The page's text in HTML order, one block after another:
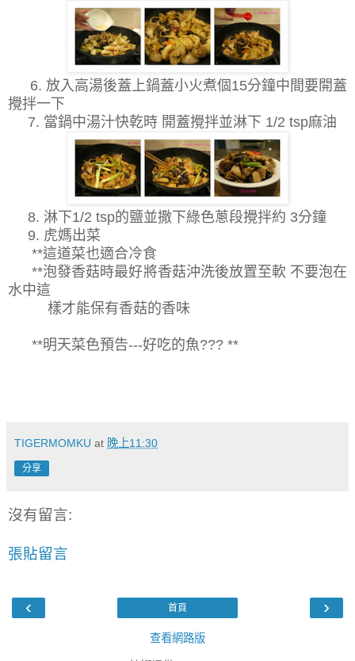
6. 放入高湯後蓋上鍋蓋小火煮個15分鐘中間要開蓋
攪拌一下
7. 當鍋中湯汁快乾時 開蓋攪拌並淋下 1/2 tsp麻油
8. 淋下1/2 tsp的鹽並撒下綠色蔥段攪拌約 3分鐘
9. 虎媽出菜
**這道菜也適合冷食
**泡發香菇時最好將香菇沖洗後放置至軟 不要泡在
水中這
樣才能保有香菇的香味
**明天菜色預告---好吃的魚??? **
TIGERMOMKU at 晚上11:30
分享
沒有留言:
張貼留言
‹ ›
首頁
查看網路版